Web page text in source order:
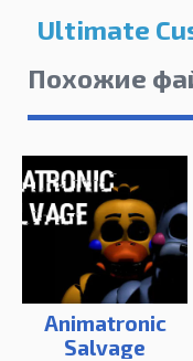
Ultimate
Похожие
Animatronic
Salvage